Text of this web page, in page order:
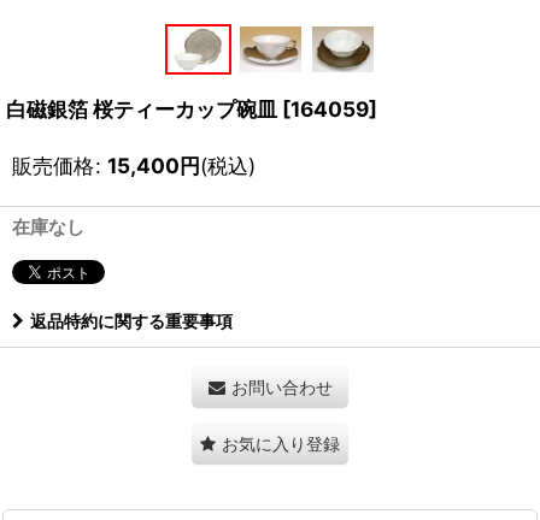
白磁銀箔 桜ティーカップ碗皿 [164059]
販売価格: 15,400円(税込)
在庫なし
返品特約に関する重要事項
お問い合わせ
お気に入り登録